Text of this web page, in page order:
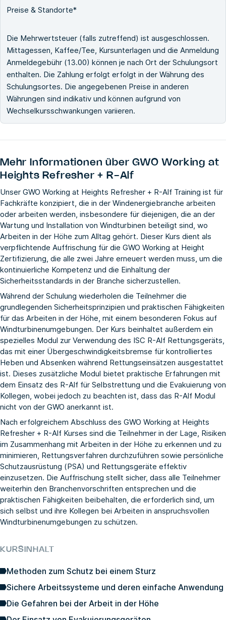
Preise & Standorte*
Die Mehrwertsteuer (falls zutreffend) ist ausgeschlossen.
Mittagessen, Kaffee/Tee, Kursunterlagen und die Anmeldung
Anmeldegebühr (13.00) können je nach Ort der Schulungsort
enthalten. Die Zahlung erfolgt erfolgt in der Währung des
Schulungsortes. Die angegebenen Preise in anderen
Währungen sind indikativ und können aufgrund von
Wechselkursschwankungen variieren.
Mehr Informationen überGWO Working at
Heights Refresher + R-Alf
Unser GWO Working at Heights Refresher + R-Alf Training ist für
Fachkräfte konzipiert, die in der Windenergiebranche arbeiten
oder arbeiten werden, insbesondere für diejenigen, die an der
Wartung und Installation von Windturbinen beteiligt sind, wo
Arbeiten in der Höhe zum Alltag gehört. Dieser Kurs dient als
verpflichtende Auffrischung für die GWO Working at Height
Zertifizierung, die alle zwei Jahre erneuert werden muss, um die
kontinuierliche Kompetenz und die Einhaltung der
Sicherheitsstandards in der Branche sicherzustellen.
Während der Schulung wiederholen die Teilnehmer die
grundlegenden Sicherheitsprinzipien und praktischen Fähigkeiten
für das Arbeiten in der Höhe, mit einem besonderen Fokus auf
Windturbinenumgebungen. Der Kurs beinhaltet außerdem ein
spezielles Modul zur Verwendung des ISC R-Alf Rettungsgeräts,
das mit einer Übergeschwindigkeitsbremse für kontrolliertes
Heben und Absenken während Rettungseinsätzen ausgestattet
ist. Dieses zusätzliche Modul bietet praktische Erfahrungen mit
dem Einsatz des R-Alf für Selbstrettung und die Evakuierung von
Kollegen, wobei jedoch zu beachten ist, dass das R-Alf Modul
nicht von der GWO anerkannt ist.
Nach erfolgreichem Abschluss des GWO Working at Heights
Refresher + R-Alf Kurses sind die Teilnehmer in der Lage, Risiken
im Zusammenhang mit Arbeiten in der Höhe zu erkennen und zu
minimieren, Rettungsverfahren durchzuführen sowie persönliche
Schutzausrüstung (PSA) und Rettungsgeräte effektiv
einzusetzen. Die Auffrischung stellt sicher, dass alle Teilnehmer
weiterhin den Branchenvorschriften entsprechen und die
praktischen Fähigkeiten beibehalten, die erforderlich sind, um
sich selbst und ihre Kollegen bei Arbeiten in anspruchsvollen
Windturbinenumgebungen zu schützen.
KURSINHALT
Methoden zum Schutz bei einem Sturz
Sichere Arbeitssysteme und deren einfache Anwendung
Die Gefahren bei der Arbeit in der Höhe